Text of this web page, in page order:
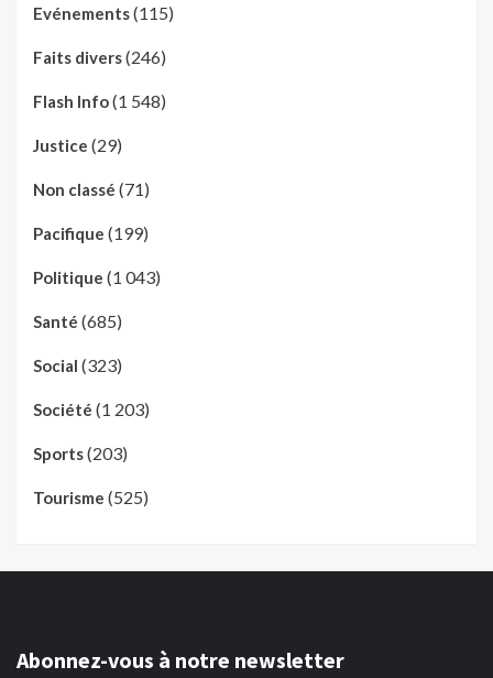
Evénements(115)
Faits divers(246)
Flash Info(1 548)
Justice (29)
Non classé (71)
Pacifique (199)
Politique (1 043)
Santé (685)
Social (323)
Société (1 203)
Sports(203)
Tourisme (525)
Abonnez-vous à notre newsletter